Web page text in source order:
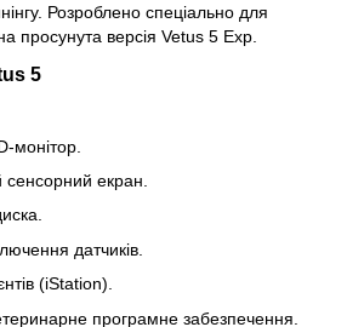
Розроблено спеціально для
просунута версія Vetus 5 Exp.
5
монітор.
екран.
датчиків.
(iStation).
програмне забезпечення.